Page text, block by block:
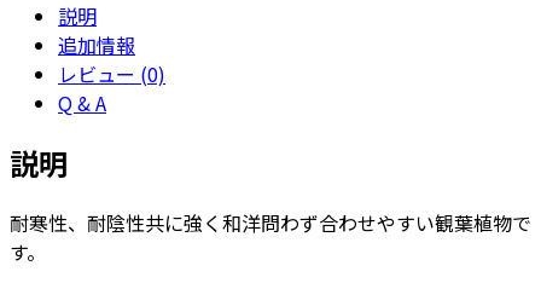
個
説明
追加情報
レビュー (0)
Q & A
説明
耐寒性、耐陰性共に強く和洋問わず合わせやすい観葉植物で
す。